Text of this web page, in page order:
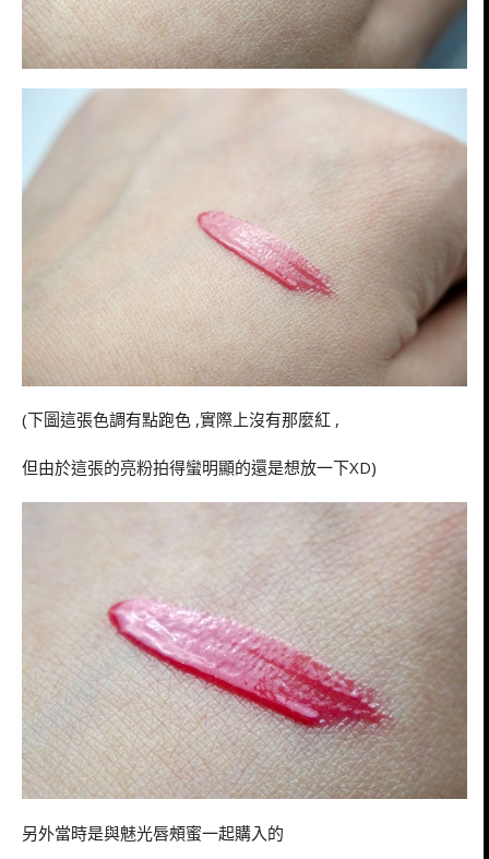
(下圖這張色調有點跑色 ,實際上沒有那麼紅 ,
但由於這張的亮粉拍得蠻明顯的還是想放一下XD)
另外當時是與魅光唇頰蜜一起購入的